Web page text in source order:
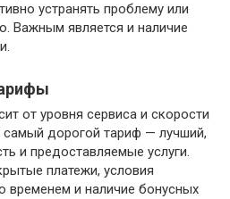
устранять проблему или
Важным является и наличие
от уровня сервиса и скорости
дорогой тариф — лучший,
и предоставляемые услуги.
платежи, условия
временем и наличие бонусных